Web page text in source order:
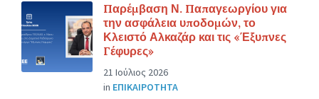
Παρέμβαση Ν. Παπαγεωργίου για
την ασφάλεια υποδομών, το
Κλειστό Αλκαζάρ και τις «Έξυπνες
Γέφυρες»
21 Ιούλιος 2026
in ΕΠΙΚΑΙΡΟΤΗΤΑ